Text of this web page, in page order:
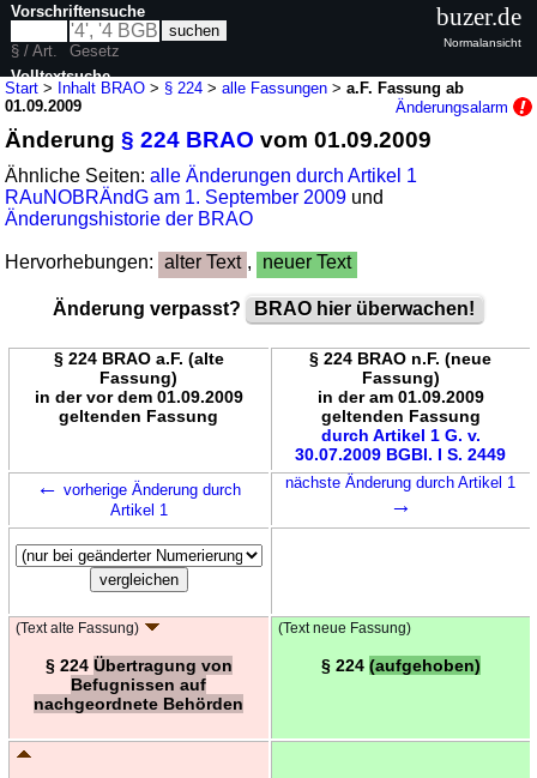
Start > Inhalt BRAO > § 224 >alle Fassungen >a.F. Fassung ab
01.09.2009
Änderungsalarm
Änderung§ 224 BRAO vom 01.09.2009
Ähnliche Seiten:alle Änderungen durch Artikel 1
RAuNOBRÄndG am 1. September 2009 und
Änderungshistorie der BRAO
Hervorhebungen: alter Text , neuer Text
Änderung verpasst? BRAO hier überwachen!
§ 224 BRAO a.F. (alte
Fassung)
in der vor dem 01.09.2009
geltenden Fassung
§ 224 BRAO n.F. (neue
Fassung)
in der am 01.09.2009
geltenden Fassung
durch Artikel 1 G. v.
30.07.2009 BGBl. I S. 2449
← vorherige Änderung durch
Artikel 1
nächste Änderung durch Artikel 1
→
(Text alte Fassung)
§ 224 Übertragung von
Befugnissen auf
nachgeordnete Behörden
(Text neue Fassung)
§ 224 (aufgehoben)
Vorschriftensuche
§ / Art.
Gesetz
Volltextsuche
buzer.de
Normalansicht